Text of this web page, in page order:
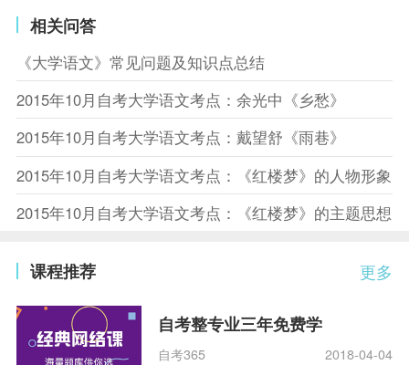
相关问答
《大学语文》常见问题及知识点总结
2015年10月自考大学语文考点：余光中《乡愁》
2015年10月自考大学语文考点：戴望舒《雨巷》
2015年10月自考大学语文考点：《红楼梦》的人物形象
2015年10月自考大学语文考点：《红楼梦》的主题思想
更多
课程推荐
自考整专业三年免费学
自考365 2018-04-04